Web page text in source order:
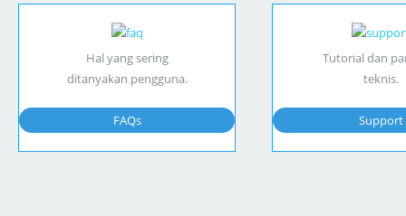
Hal yang sering
ditanyakan pengguna.
FAQs
Tutorial dan
teknis.
Support